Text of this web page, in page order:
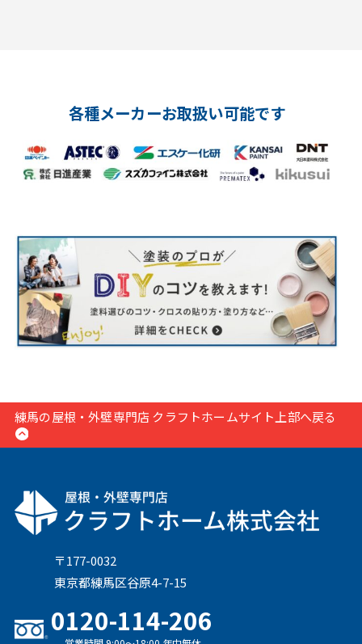
各種メーカーお取扱い可能です
練馬の屋根・外壁専門店 クラフトホームサイト上部へ戻る
〒177-0032
東京都練馬区谷原4-7-15
0120-114-206